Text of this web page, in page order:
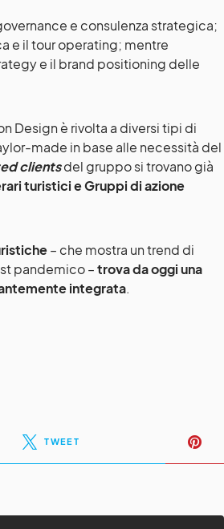
e consulenza strategica;
e il tour operating; mentre
e il brand positioning delle
Design è rivolta a diversi tipi di
made in base alle necessità del
clientsdel gruppo si trovano già
turistici e Gruppi di azione
– che mostra un trend di
pandemico –trova da oggi una
integrata.
TWEET